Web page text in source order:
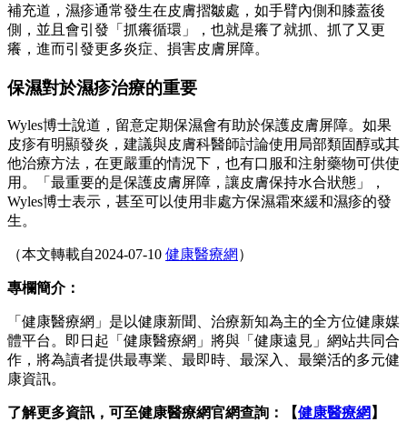
補充道，濕疹通常發生在皮膚摺皺處，如手臂內側和膝蓋後
側，並且會引發「抓癢循環」，也就是癢了就抓、抓了又更
癢，進而引發更多炎症、損害皮膚屏障。
保濕對於濕疹治療的重要
Wyles博士說道，留意定期保濕會有助於保護皮膚屏障。如果
皮疹有明顯發炎，建議與皮膚科醫師討論使用局部類固醇或其
他治療方法，在更嚴重的情況下，也有口服和注射藥物可供使
用。「最重要的是保護皮膚屏障，讓皮膚保持水合狀態」，
Wyles博士表示，甚至可以使用非處方保濕霜來緩和濕疹的發
生。
（本文轉載自2024-07-10 健康醫療網 ）
專欄簡介：
「健康醫療網」是以健康新聞、治療新知為主的全方位健康媒
體平台。即日起「健康醫療網」將與「健康遠見」網站共同合
作，將為讀者提供最專業、最即時、最深入、最樂活的多元健
康資訊。
了解更多資訊，可至健康醫療網官網查詢：【健康醫療網 】